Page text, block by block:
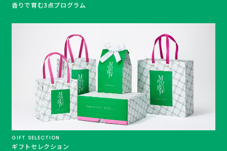
香りで育む3点プログラム
GIFT SELECTION
ギフトセレクション